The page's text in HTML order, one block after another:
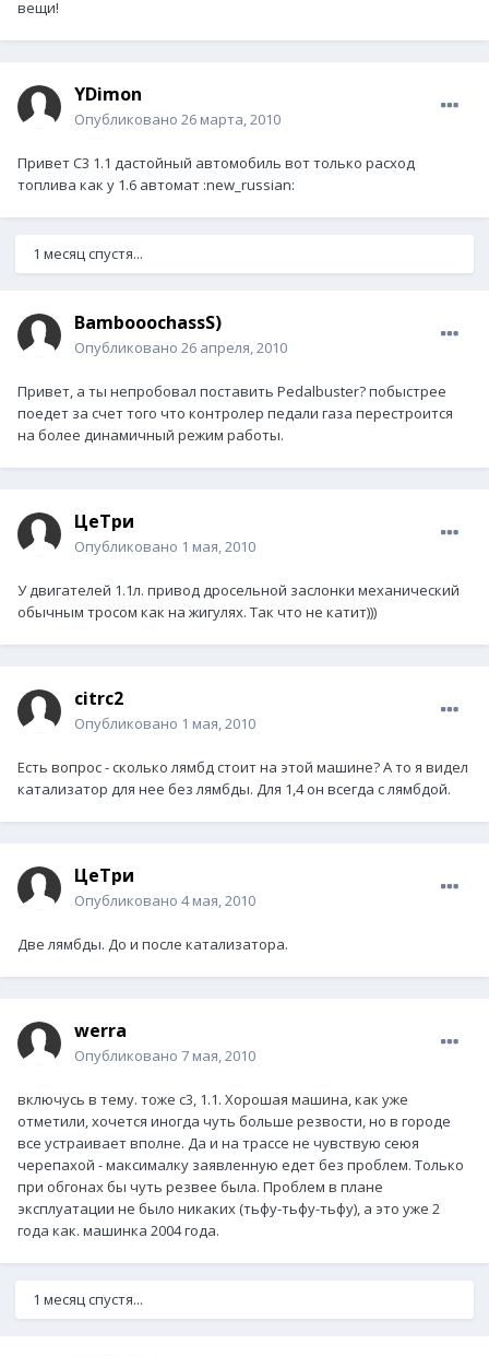
вещи!
YDimon
Опубликовано 26 марта, 2010
Привет С3 1.1 дастойный автомобиль вот только расход
топлива как у 1.6 автомат :new_russian:
1 месяц спустя...
BambooochassS)
Опубликовано 26 апреля, 2010
Привет, а ты непробовал поставить Pedalbuster? побыстрее
поедет за счет того что контролер педали газа перестроится
на более динамичный режим работы.
ЦеТри
Опубликовано 1 мая, 2010
У двигателей 1.1л. привод дросельной заслонки механический
обычным тросом как на жигулях. Так что не катит)))
citrc2
Опубликовано 1 мая, 2010
Есть вопрос - сколько лямбд стоит на этой машине? А то я видел
катализатор для нее без лямбды. Для 1,4 он всегда с лямбдой.
ЦеТри
Опубликовано 4 мая, 2010
Две лямбды. До и после катализатора.
werra
Опубликовано 7 мая, 2010
включусь в тему. тоже c3, 1.1. Хорошая машина, как уже
отметили, хочется иногда чуть больше резвости, но в городе
все устраивает вполне. Да и на трассе не чувствую сеюя
черепахой - максималку заявленную едет без проблем. Только
при обгонах бы чуть резвее была. Проблем в плане
эксплуатации не было никаких (тьфу-тьфу-тьфу), а это уже 2
года как. машинка 2004 года.
1 месяц спустя...